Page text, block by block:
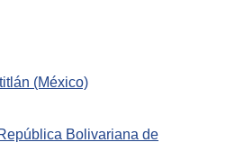
(México)
Bolivariana de